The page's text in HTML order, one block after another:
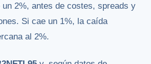
un 2%, antes de costes, spreads y
Si cae un 1%, la caída
al 2%.